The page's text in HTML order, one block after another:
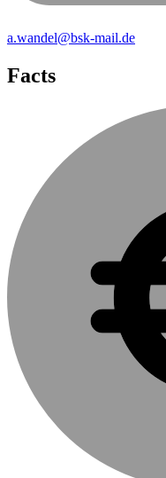
a.wandel@bsk-mail.de
Facts